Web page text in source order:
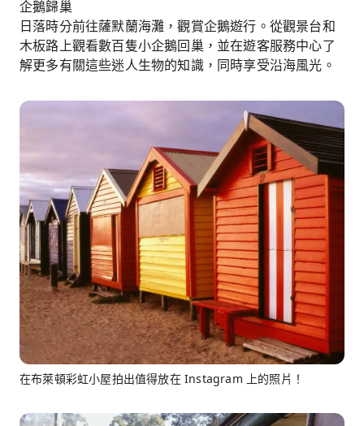
企鵝歸巢
日落時分前往薩默蘭海灘，觀賞企鵝遊行。從觀景台和
木板路上觀看數百隻小企鵝回巢，並在遊客服務中心了
解更多有關這些迷人生物的知識，同時享受沿海風光。
在布萊頓彩虹小屋拍出值得放在 Instagram 上的照片！